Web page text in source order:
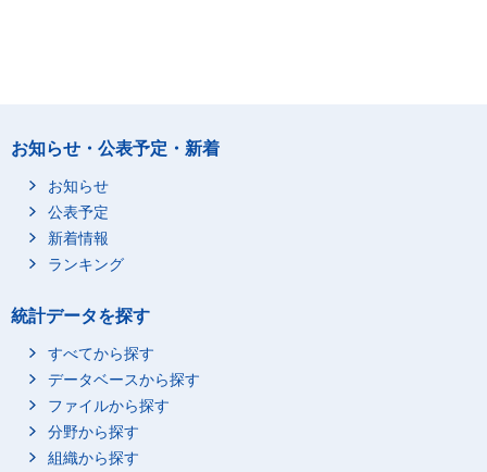
お知らせ・公表予定・新着
お知らせ
公表予定
新着情報
ランキング
統計データを探す
すべてから探す
データベースから探す
ファイルから探す
分野から探す
組織から探す